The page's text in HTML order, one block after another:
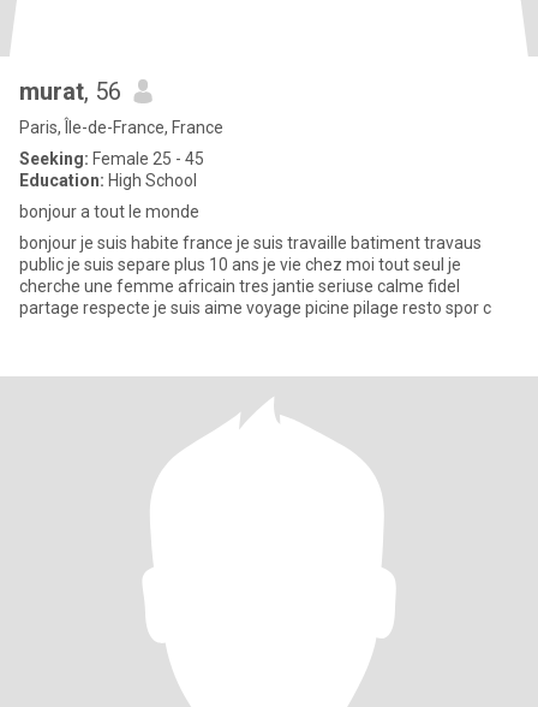
murat, 56
Paris, Île-de-France, France
Seeking: Female 25 - 45
Education: High School
bonjour a tout le monde
bonjour je suis habite france je suis travaille batiment travaus
public je suis separe plus 10 ans je vie chez moi tout seul je
cherche une femme africain tres jantie seriuse calme fidel
partage respecte je suis aime voyage picine pilage resto spor c